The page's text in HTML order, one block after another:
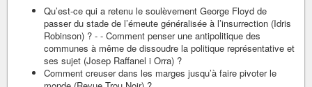
Qu’est-ce qui a retenu le soulèvement George Floyd de
passer du stade de l’émeute généralisée à l’insurrection (Idris
Robinson) ? - - Comment penser une antipolitique des
communes à même de dissoudre la politique représentative et
ses sujet (Josep Raffanel i Orra) ?
Comment creuser dans les marges jusqu’à faire pivoter le